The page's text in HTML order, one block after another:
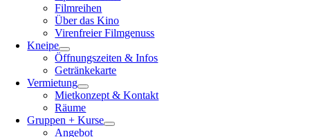
Filmreihen
Über das Kino
Virenfreier Filmgenuss
Kneipe
Öffnungszeiten & Infos
Getränkekarte
Vermietung
Mietkonzept & Kontakt
Räume
Gruppen + Kurse
Angebot